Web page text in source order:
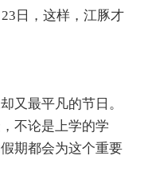
日，这样，江豚才
又最平凡的节日。
不论是上学的学
期都会为这个重要